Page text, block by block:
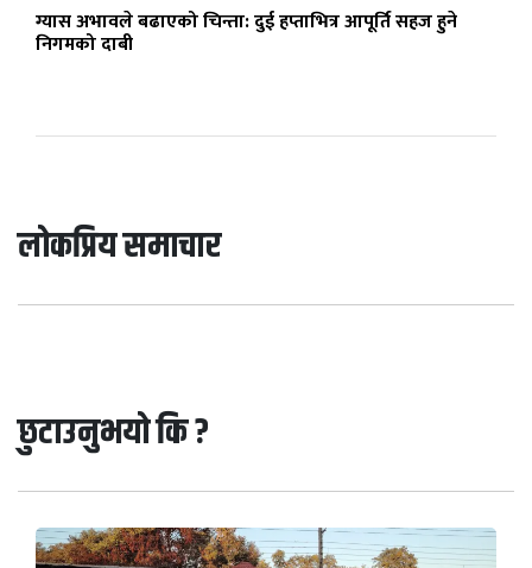
ग्यास अभावले बढाएको चिन्ता: दुई हप्ताभित्र आपूर्ति सहज हुने
निगमको दाबी
लोकप्रिय समाचार
छुटाउनुभयो कि ?